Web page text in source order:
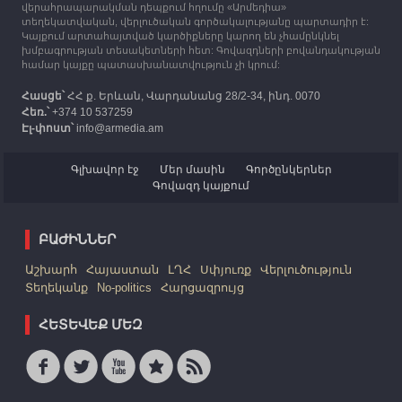
հազար 417 արցախցի
վերահրապարակման դեպքում հղումը «Արմեդիա»
տեղեկատվական, վերլուծական գործակալությանը պարտադիր է:
Կայքում արտահայտված կարծիքները կարող են չհամընկնել
խմբագրության տեսակետների հետ: Գովազդների բովանդակության
համար կայքը պատասխանատվություն չի կրում:
Հասցե՝ՀՀ ք. Երևան, Վարդանանց 28/2-34, ինդ. 0070
Հեռ.՝+374 10 537259
Էլ-փոստ՝info@armedia.am
Գլխավոր էջ Մեր մասին
Գործընկերներ
Գովազդ կայքում
ԲԱԺԻՆՆԵՐ
Աշխարհ Հայաստան ԼՂՀ Սփյուռք
Վերլուծություն
Տեղեկանք
No-politics Հարցազրույց
ՀԵՏԵՎԵՔ ՄԵԶ